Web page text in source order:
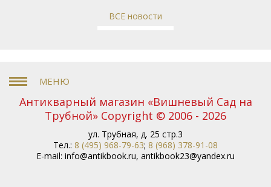
ВСЕ новости
Антикварный магазин «Вишневый Сад на
Трубной» Copyright © 2006 - 2026
ул. Трубная, д. 25 стр.3
Тел.: 8 (495) 968-79-63; 8 (968) 378-91-08
E-mail: info@antikbook.ru, antikbook23@yandex.ru